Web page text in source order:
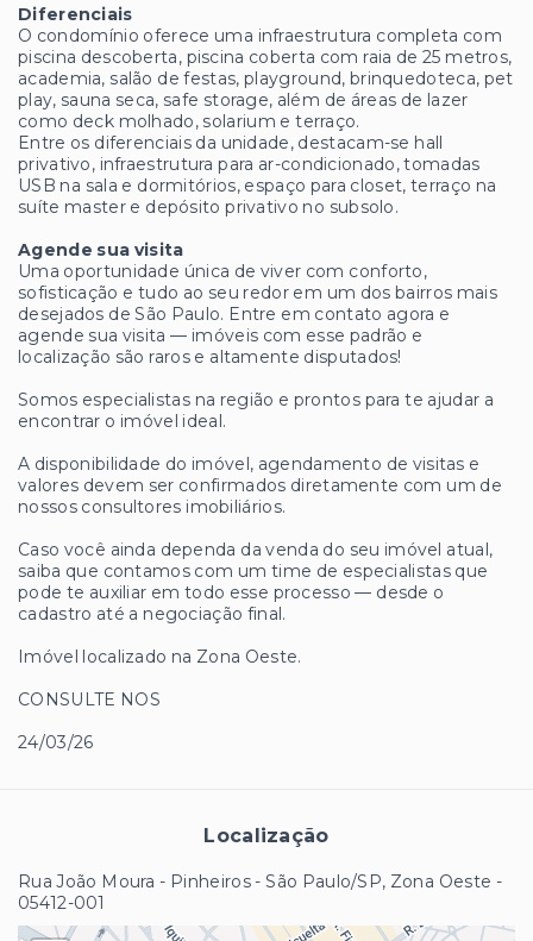
Diferenciais
O condomínio oferece uma infraestrutura completa com
piscina descoberta, piscina coberta com raia de 25 metros,
academia, salão de festas, playground, brinquedoteca, pet
play, sauna seca, safe storage, além de áreas de lazer
como deck molhado, solarium e terraço.
Entre os diferenciais da unidade, destacam-se hall
privativo, infraestrutura para ar-condicionado, tomadas
USB na sala e dormitórios, espaço para closet, terraço na
suíte master e depósito privativo no subsolo.
Agende sua visita
Uma oportunidade única de viver com conforto,
sofisticação e tudo ao seu redor em um dos bairros mais
desejados de São Paulo. Entre em contato agora e
agende sua visita — imóveis com esse padrão e
localização são raros e altamente disputados!
Somos especialistas na região e prontos para te ajudar a
encontrar o imóvel ideal.
A disponibilidade do imóvel, agendamento de visitas e
valores devem ser confirmados diretamente com um de
nossos consultores imobiliários.
Caso você ainda dependa da venda do seu imóvel atual,
saiba que contamos com um time de especialistas que
pode te auxiliar em todo esse processo — desde o
cadastro até a negociação final.
Imóvel localizado na Zona Oeste.
CONSULTE NOS
24/03/26
Localização
Rua João Moura - Pinheiros - São Paulo/SP, Zona Oeste -
05412-001